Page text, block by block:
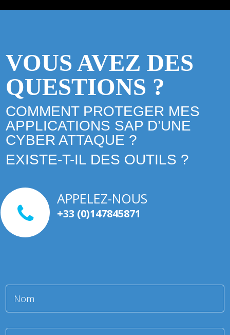
VOUS AVEZ DES
QUESTIONS ?
COMMENT PROTEGER MES
APPLICATIONS SAP D’UNE
CYBER ATTAQUE ?
EXISTE-T-IL DES OUTILS ?
APPELEZ-NOUS
+33 (0)147845871